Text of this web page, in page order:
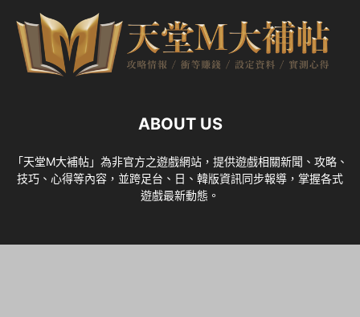
ABOUT US
「天堂M大補帖」為非官方之遊戲網站，提供遊戲相關新聞、攻略、
技巧、心得等內容，並跨足台、日、韓版資訊同步報導，掌握各式
遊戲最新動態。